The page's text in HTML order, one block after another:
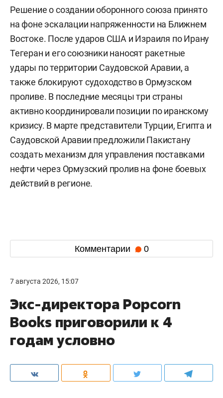
Решение о создании оборонного союза принято
на фоне эскалации напряженности на Ближнем
Востоке. После ударов США и Израиля по Ирану
Тегеран и его союзники наносят ракетные
удары по территории Саудовской Аравии, а
также блокируют судоходство в Ормузском
проливе. В последние месяцы три страны
активно координировали позиции по иранскому
кризису. В марте представители Турции, Египта и
Саудовской Аравии предложили Пакистану
создать механизм для управления поставками
нефти через Ормузский пролив на фоне боевых
действий в регионе.
Комментарии 0
7 августа 2026, 15:07
Экс-директора Popcorn
Books приговорили к 4
годам условно